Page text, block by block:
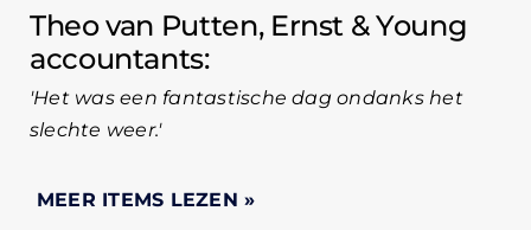
Theo van Putten, Ernst & Young
accountants
Het was een fantastische dag ondanks het
slechte weer.